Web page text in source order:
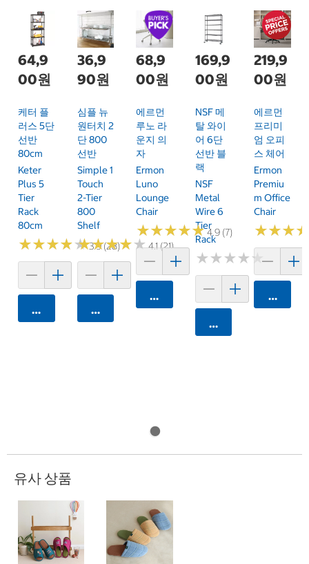
64,9
00원
케터 플
러스 5단
선반
80cm
Keter
Plus 5
Tier
Rack
80cm
★★★★★
★★★★★3.9 (28)
카트에 담기
36,9
90원
심플 뉴
원터치 2
단 800
선반
Simple 1
Touch
2-Tier
800
Shelf
★★★★★
★★★★★4.1 (21)
카트에 담기
68,9
00원
에르먼
루노 라
운지 의
자
Ermon
Luno
Lounge
Chair
★★★★★
★★★★★4.9 (7)
카트에 담기
169,9
00원
NSF 메
탈 와이
어 6단
선반 블
랙
NSF
Metal
Wire 6
Tier
Rack
★★★★★
★★★★★
카트에 담기
219,9
00원
에르먼
프리미
엄 오피
스 체어
Ermon
Premiu
M Office
Chair
★★★
★★★
카트에
유사 상품